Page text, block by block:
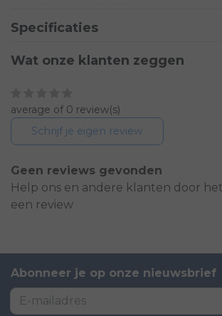
Specificaties
Wat onze klanten zeggen
average of 0 review(s)
Schrijf je eigen review
Geen reviews gevonden
Help ons en andere klanten door
een review
Abonneer je op onze nieuwsbrief